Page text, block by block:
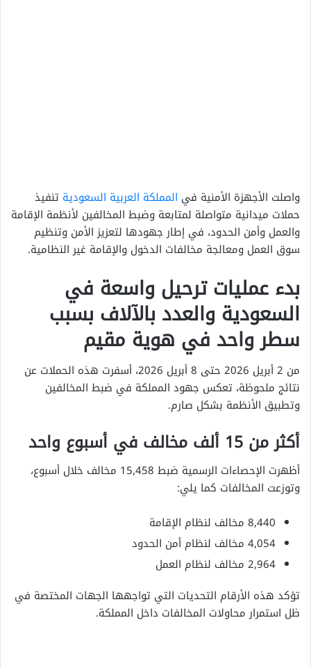
واصلت الأجهزة الأمنية في المملكة العربية السعودية تنفيذ
حملات ميدانية متواصلة لمتابعة وضبط المخالفين لأنظمة الإقامة
والعمل وأمن الحدود، في إطار جهودها لتعزيز الأمن وتنظيم
سوق العمل ومعالجة مخالفات الدخول والإقامة غير النظامية.
بدء عمليات ترحيل واسعة في
السعودية والعدد بالآلاف بسبب
سطر واحد في هوية مقيم
من 2 أبريل 2026 حتى 8 أبريل 2026، أسفرت هذه الحملات عن
نتائج ملحوظة، تعكس جهود المملكة في ضبط المخالفين
وتطبيق الأنظمة بشكل صارم.
أكثر من 15 ألف مخالف في أسبوع واحد
أظهرت الإحصاءات الرسمية ضبط 15,458 مخالف خلال أسبوع،
وتوزعت المخالفات كما يلي:
8,440 مخالف لنظام الإقامة
4,054 مخالف لنظام أمن الحدود
2,964 مخالف لنظام العمل
تؤكد هذه الأرقام التحديات التي تواجهها الجهات المختصة في
ظل استمرار محاولات المخالفات داخل المملكة.